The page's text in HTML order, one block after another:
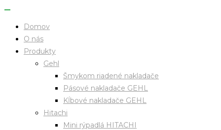
Domov
O nás
Produkty
Gehl
Šmykom riadené nakladače
Pásové nakladače GEHL
Kĺbové nakladače GEHL
Hitachi
Mini rýpadlá HITACHI